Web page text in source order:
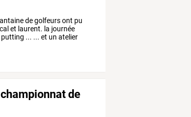
degolfeursont pu
et laurent. la journée
putting ... ... et un atelier
de